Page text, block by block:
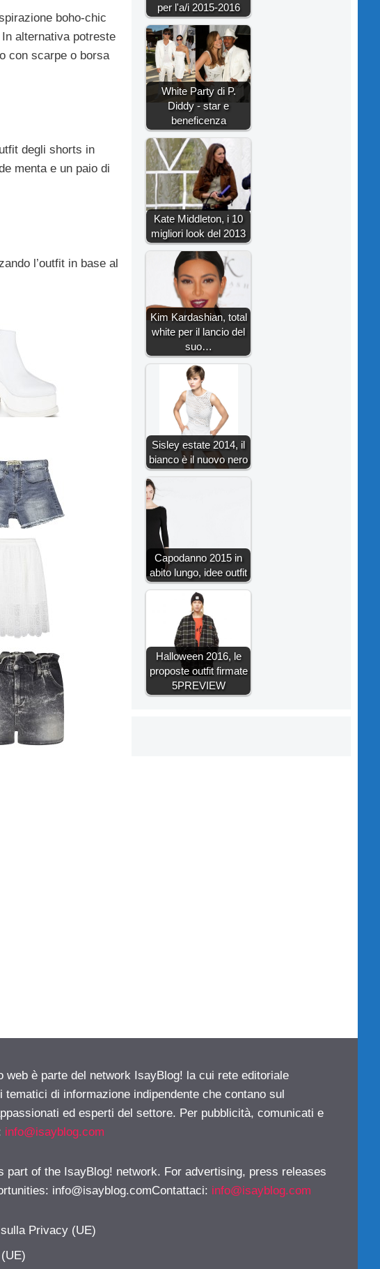
boho-chic
alternativa potreste
con scarpe o borsa
degli shorts in
menta e un paio di
l’outfit in base al
per l'a/i 2015-2016
White Party di P.
Diddy - star e
beneficenza
Kate Middleton, i 10
migliori look del 2013
Kim Kardashian, total
white per il lancio del
suo…
Sisley estate 2014, il
bianco è il nuovo nero
Capodanno 2015 in
abito lungo, idee outfit
Halloween 2016, le
proposte outfit firmate
5PREVIEW
web è parte del network IsayBlog! la cui rete editoriale
tematici di informazione indipendente che contano sul
ed esperti del settore. Per pubblicità, comunicati e
info@isayblog.com
part of the IsayBlog! network. For advertising, press releases
info@isayblog.comContattaci: info@isayblog.com
Privacy (UE)